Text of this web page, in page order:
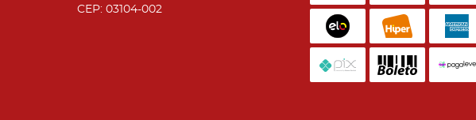
CEP: 03104-002